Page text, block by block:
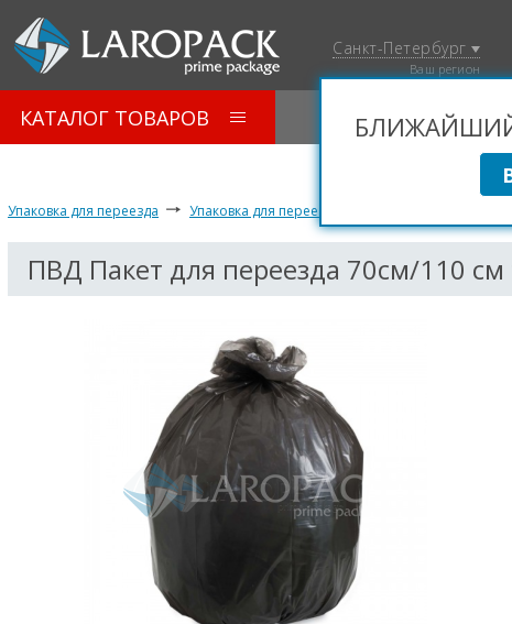
Санкт-Петербург
Ваш регион
КАТАЛОГ ТОВАРОВ БЛИЖАЙШИЙ
Упаковка для переезда Упаковка для переезда
ПВД Пакет для переезда 70см/110